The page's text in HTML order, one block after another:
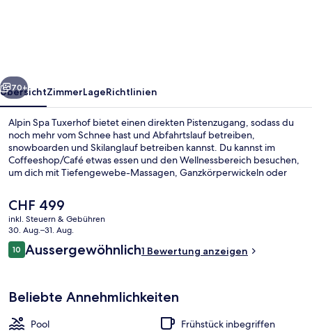
Weiter
70+
ÜbersichtZimmerLageRichtlinien
Alpin Spa Tuxerhof bietet einen direkten Pistenzugang, sodass du
noch mehr vom Schnee hast und Abfahrtslauf betreiben,
snowboarden und Skilanglauf betreiben kannst. Du kannst im
Coffeeshop/Café etwas essen und den Wellnessbereich besuchen,
um dich mit Tiefengewebe-Massagen, Ganzkörperwickeln oder
bietet dieses Hotel im luxuriösen Stil 2 Außenpools, einen Innenpool
und einen kostenlosen Kinderclub. Ebenfalls vorhanden sind
Skipässe und ein Skiraum.
Der
aktuelle
Preis
beträgt
CHF 499.
CHF 499
inkl. Steuern & Gebühren
30. Aug.–31. Aug.
Bewertungen
1010 von 10.
Aussergewöhnlich1 Bewertung anzeigen
Beliebte Annehmlichkeiten
Pool
Frühstück inbegriffen